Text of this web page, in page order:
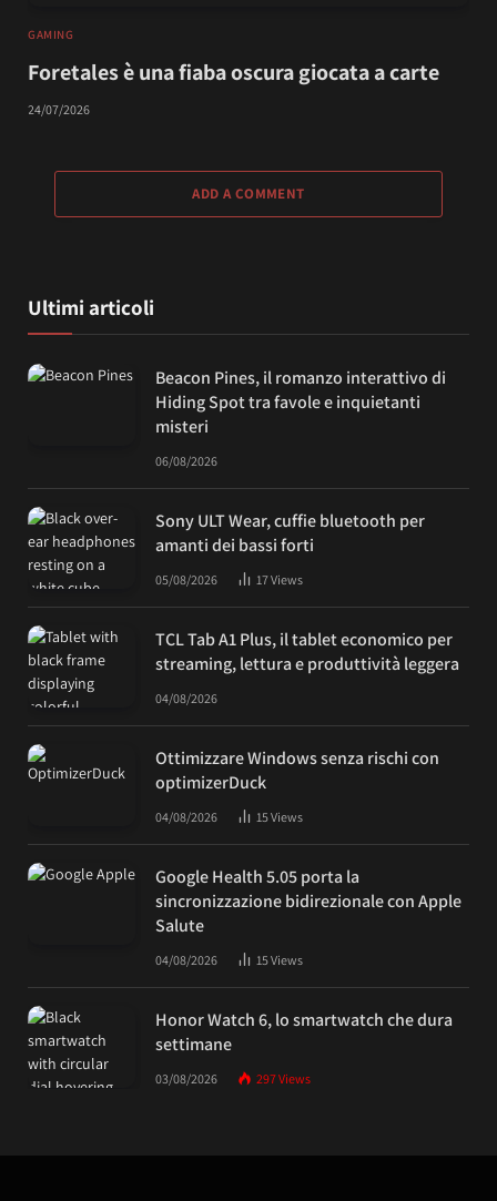
GAMING
Foretales è una fiaba oscura giocata a carte
24/07/2026
ADD A COMMENT
Ultimi articoli
Beacon Pines, il romanzo interattivo di
Hiding Spot tra favole e inquietanti
misteri
06/08/2026
Sony ULT Wear, cuffie bluetooth per
amanti dei bassi forti
05/08/2026 17Views
TCL Tab A1 Plus, il tablet economico per
streaming, lettura e produttività leggera
04/08/2026
Ottimizzare Windows senza rischi con
optimizerDuck
04/08/2026 15Views
Google Health 5.05 porta la
sincronizzazione bidirezionale con Apple
Salute
04/08/2026 15Views
Honor Watch 6, lo smartwatch che dura
settimane
03/08/2026 297Views